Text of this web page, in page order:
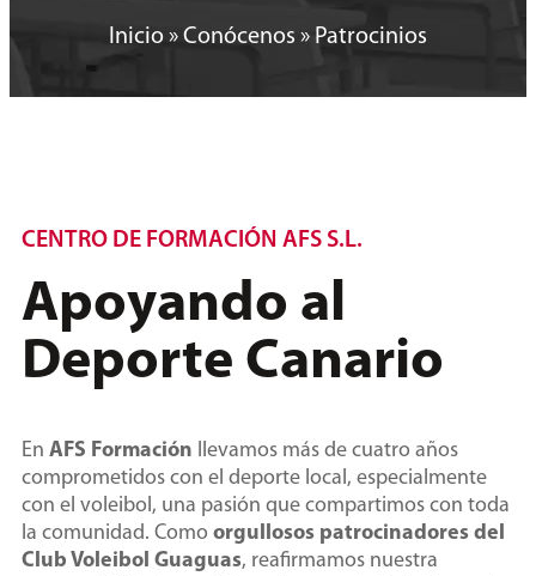
Inicio » Conócenos » Patrocinios
CENTRO DE FORMACIÓN AFS S.L.
Apoyando al
Deporte Canario
En AFS Formación llevamos más de cuatro años
comprometidos con el deporte local, especialmente
con el voleibol, una pasión que compartimos con toda
la comunidad. Como orgullosos patrocinadores del
Club Voleibol Guaguas, reafirmamos nuestra